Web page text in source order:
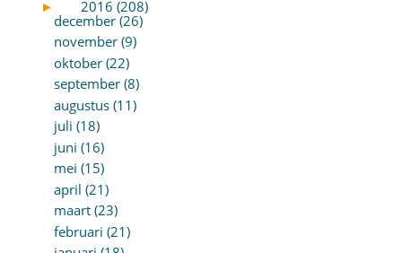
►
2016 (208)
december (26)
november (9)
oktober (22)
september (8)
augustus (11)
juli (18)
juni (16)
mei (15)
april (21)
maart (23)
februari (21)